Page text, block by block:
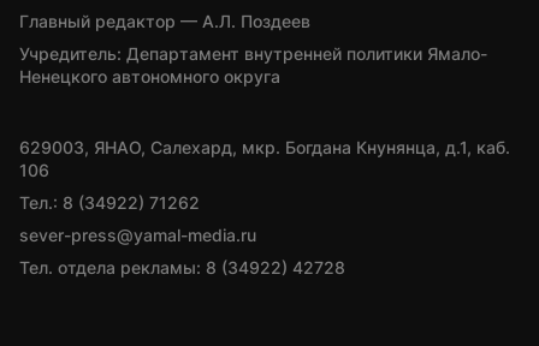
Главный редактор — А.Л. Поздеев
Учредитель: Департамент внутренней политики Ямало-
Ненецкого автономного округа
629003, ЯНАО, Салехард, мкр. Богдана Кнунянца, д.1, каб.
106
Тел.: 8 (34922) 71262
sever-press@yamal-media.ru
Тел. отдела рекламы: 8 (34922) 42728